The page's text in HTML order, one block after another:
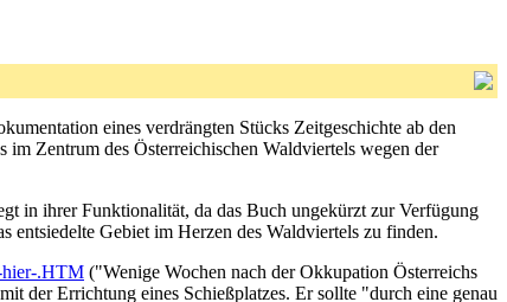
eines verdrängten Stücks Zeitgeschichte ab den
Zentrum des Österreichischen Waldviertels wegen der
in ihrer Funktionalität, da das Buch ungekürzt zur Verfügung
entsiedelte Gebiet im Herzen des Waldviertels zu finden.
hier-.HTM ("Wenige Wochen nach der Okkupation Österreichs
der Errichtung eines Schießplatzes. Er sollte "durch eine genau